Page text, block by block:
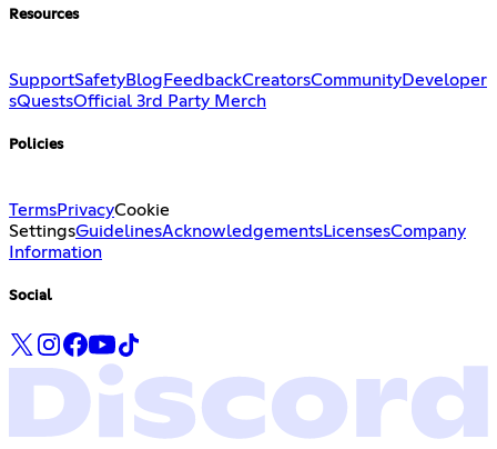
Resources
SupportSafetyBlog FeedbackCreatorsCommunityDeveloper
sQuestsOfficial 3rd Party Merch
Policies
TermsPrivacyCookie
SettingsGuidelinesAcknowledgementsLicensesCompany
Information
Social